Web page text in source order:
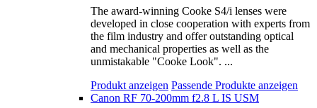
The award-winning Cooke S4/i lenses were
developed in close cooperation with experts from
the film industry and offer outstanding optical
and mechanical properties as well as the
unmistakable "Cooke Look". ...
Produkt anzeigen Passende Produkte anzeigen
Canon RF 70-200mm f2.8 L IS USM